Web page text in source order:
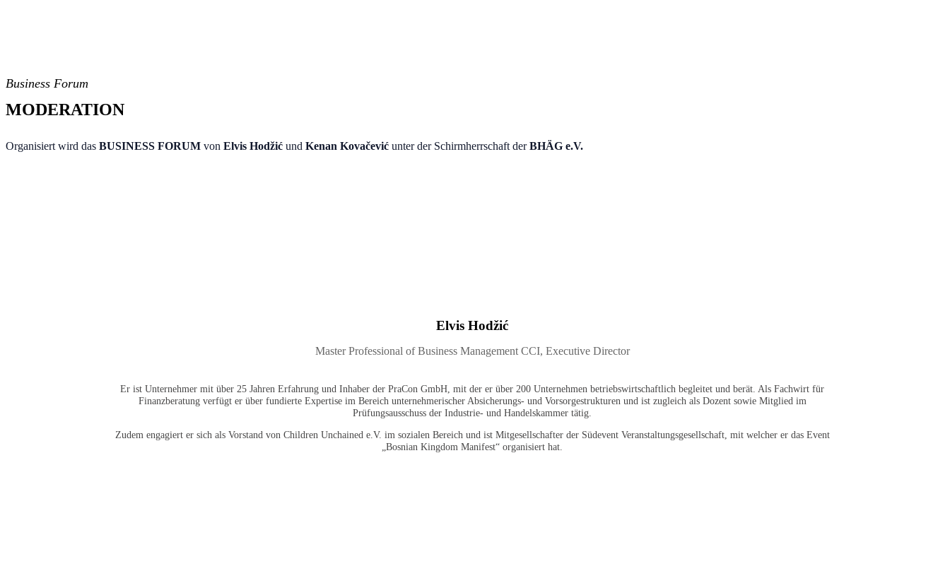
Business Forum
MODERATION
Organisiert wird das BUSINESS FORUM von Elvis Hodžić und Kenan Kovačević unter der Schirmherrschaft derBHÄG e.V.
Elvis Hodžić
Master Professional of Business Management CCI, Executive Director
Er ist Unternehmer mit über 25 Jahren Erfahrung und Inhaber der PraCon GmbH, mit der er über 200 Unternehmen betriebswirtschaftlich begleitet und berät. Als Fachwirt für
Finanzberatung verfügt er über fundierte Expertise im Bereich unternehmerischer Absicherungs- und Vorsorgestrukturen und ist zugleich als Dozent sowie Mitglied im
Prüfungsausschuss der Industrie- und Handelskammer tätig.
Zudem engagiert er sich als Vorstand von Children Unchained e.V. im sozialen Bereich und ist Mitgesellschafter der Südevent Veranstaltungsgesellschaft, mit welcher er das Event
„Bosnian Kingdom Manifest“ organisiert hat.